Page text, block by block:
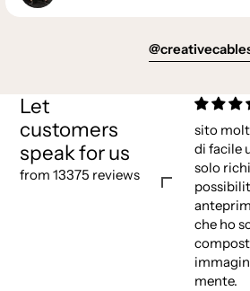
Let
customers
speak for us
from 13375 reviews
sito
di facile
solo
che ho
mente.